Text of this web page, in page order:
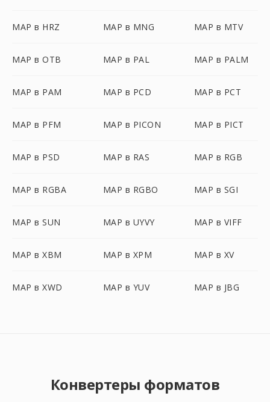
MAP в HRZ MAP в MNG MAP в MTV
MAP в OTB MAP в PAL MAP в PALM
MAP в PAM MAP в PCD MAP в PCT
MAP в PFM MAP в PICON MAP в PICT
MAP в PSD MAP в RAS MAP в RGB
MAP в RGBA MAP в RGBO MAP в SGI
MAP в SUN MAP в UYVY MAP в VIFF
MAP в XBM MAP в XPM MAP в XV
MAP в XWD MAP в YUV MAP в JBG
Конвертеры форматов